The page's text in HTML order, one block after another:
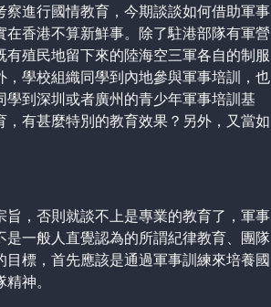
進行國情教育，今期談談如何借助軍事
香港不算新鮮事。除了駐港部隊有軍營
殖民地留下來的陸海空三軍各自的制服
學校組織同學到內地參與軍事培訓，也
到深圳或者廣州的青少年軍事培訓基
有甚麼特別的教育效果？另外，又當如
，否則就談不上是專業的教育了，軍事
一般人直覺認為的所謂紀律教育、團隊
標，首先應該是通過軍事訓練來培養國
神。